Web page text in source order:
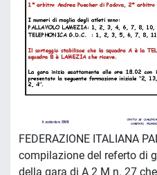
FEDERAZIONE ITALIANA
compilazione del referto di
della gara di A 2 M n. 27